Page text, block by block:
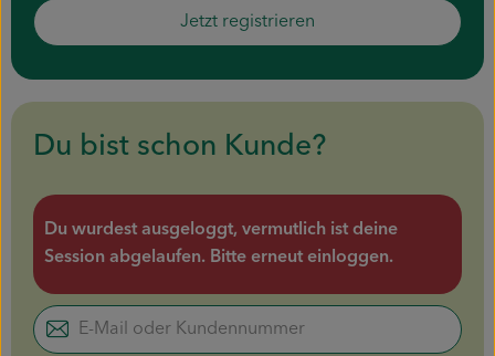
Piluweri im Glas
Backwaren
Gemüsekiste
Gärtnerei
Jetzt registrieren
Du bist schon Kunde?
Du wurdest ausgeloggt, vermutlich ist deine
Session abgelaufen. Bitte erneut einloggen.